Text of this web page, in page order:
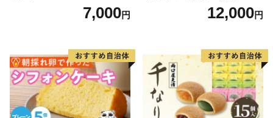
7,000円 12,000円